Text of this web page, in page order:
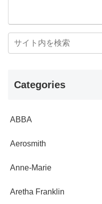
Categories
ABBA
Aerosmith
Anne-Marie
Aretha Franklin